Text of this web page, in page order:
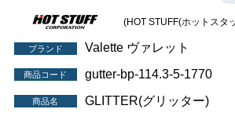
(HOT STUFF(ホットスタ
ブランド Valette ヴァレット
商品コード gutter-bp-114.3-5-1770
商品名 GLITTER(グリッター)